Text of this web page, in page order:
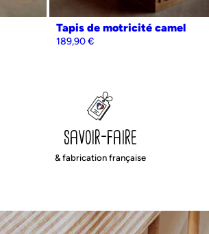
Tapis de motricité camel
189,90€
savoir-faire
& fabrication française